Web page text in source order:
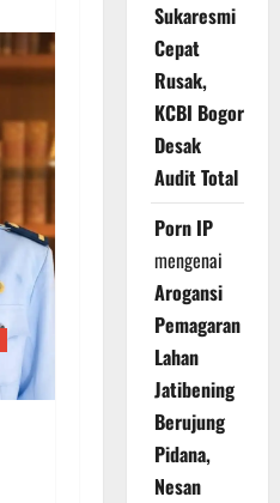
Sukaresmi
Cepat
Rusak,
KCBI Bogor
Desak
Audit Total
Porn IP
mengenai
Arogansi
Pemagaran
Lahan
Jatibening
Berujung
Pidana,
Nesan